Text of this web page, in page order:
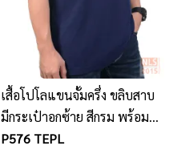
เสื้อโปโลแขนจั้มครึ่ง ขลิบสาบ
มีกระเป๋าอกซ้าย สีกรม พร้อม
ปัก
P576 TEPL